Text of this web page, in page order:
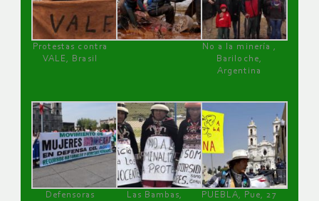
Protestas contra
VALE, Brasil
No a la minería ,
Bariloche,
Argentina
Defensoras
Las Bambas,
PUEBLA, Pue, 27